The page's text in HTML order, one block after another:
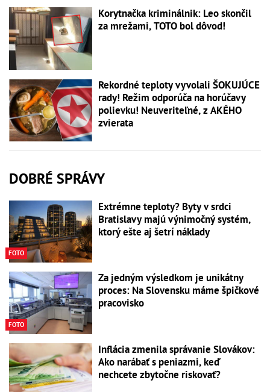
Korytnačka kriminálnik: Leo skončil
za mrežami, TOTO bol dôvod!
Rekordné teploty vyvolali ŠOKUJÚCE
rady! Režim odporúča na horúčavy
polievku! Neuveriteľné, z AKÉHO
zvierata
DOBRÉ SPRÁVY
FOTO
Extrémne teploty? Byty v srdci
Bratislavy majú výnimočný systém,
ktorý ešte aj šetrí náklady
FOTO
Za jedným výsledkom je unikátny
proces: Na Slovensku máme špičkové
pracovisko
Inflácia zmenila správanie Slovákov:
Ako narábať s peniazmi, keď
nechcete zbytočne riskovať?